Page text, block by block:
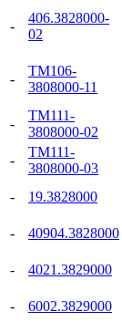
-
406.3828000-
02
-
ТМ106-
3808000-11
-
ТМ111-
3808000-02
-
ТМ111-
3808000-03
-
19.3828000
-
40904.3828000
-
4021.3829000
-
6002.3829000